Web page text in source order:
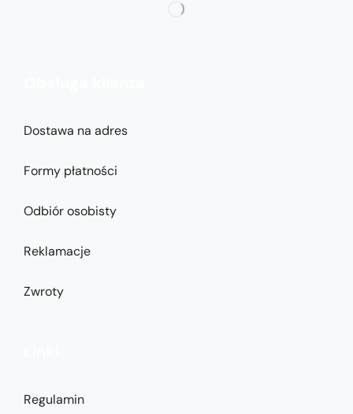
Dostawa na adres
Formy płatności
Odbiór osobisty
Reklamacje
Zwroty
Regulamin